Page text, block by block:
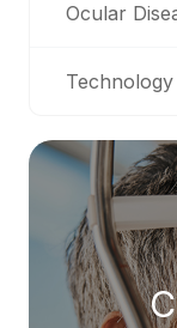
Ocular
Technology